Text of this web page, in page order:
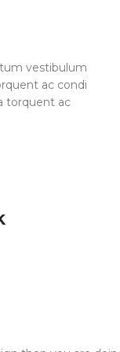
vestibulum
ac condi
torquent ac